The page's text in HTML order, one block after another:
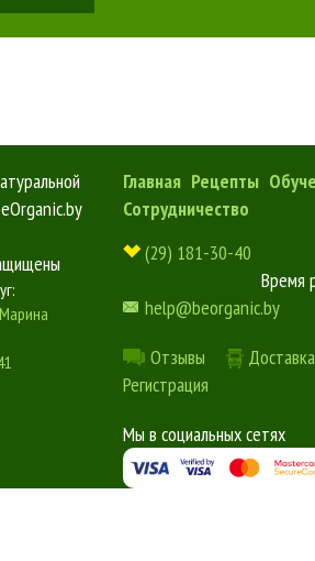
Главная Рецепты
Сотрудничество
(29) 181-30-40
Время
help@beorganic.by
Отзывы
Регистрация
Мы в социальных сетях